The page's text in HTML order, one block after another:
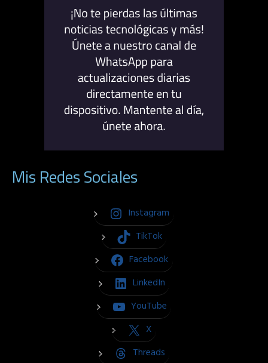
Mis Redes Sociales
Instagram
TikTok
Facebook
LinkedIn
YouTube
X
Threads